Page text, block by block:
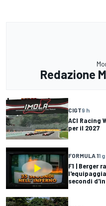
Redazione
CIGT9 h
ACI Racing
per il 2027
FORMULA 11 g
F1 | Berger
secondi